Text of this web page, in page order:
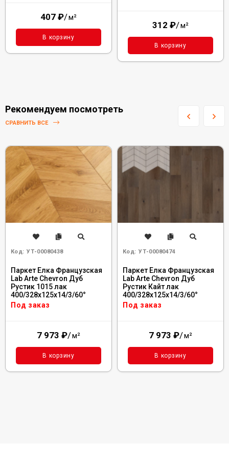
407 ₽/м²
В корзину
312 ₽/м²
В корзину
Рекомендуем посмотреть
СРАВНИТЬ ВСЕ
Код: УТ-00080438
Паркет Елка Французская
Lab Arte Chevron Дуб
Рустик 1015 лак
400/328х125х14/3/60°
Под заказ
7 973 ₽/м²
В корзину
Код: УТ-00080474
Паркет Елка Французская
Lab Arte Chevron Дуб
Рустик Кайт лак
400/328х125х14/3/60°
Под заказ
7 973 ₽/м²
В корзину